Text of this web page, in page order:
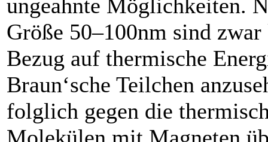
ungeahnte Möglichkeiten.
Größe 50–100nm sind
Bezug auf thermische
Braun‘sche Teilchen
folglich gegen die